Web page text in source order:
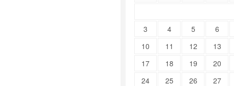
3
4 5 6
10
11 12 13
17
18 19 20
24
25 26 27